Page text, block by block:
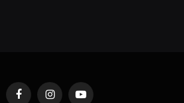
FacebookInstagramYouTube